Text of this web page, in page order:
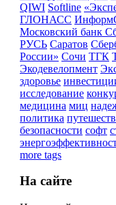
QIWI Softline
ГЛОНАСС
Московский банк
РУСЬ Саратов
России» Сочи ТГК
Экодевелопмент
здоровье
исследование
медицина миц
политика
безопасности софт
more tags
На сайте